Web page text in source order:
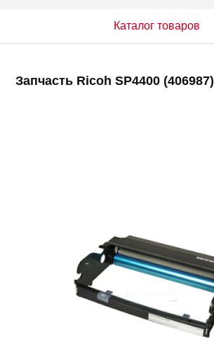
Каталог товаров
Запчасть Ricoh SP4400 (406987)